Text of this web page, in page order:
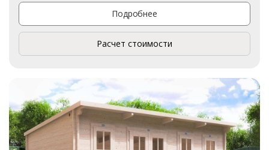
Подробнее
Расчет стоимости